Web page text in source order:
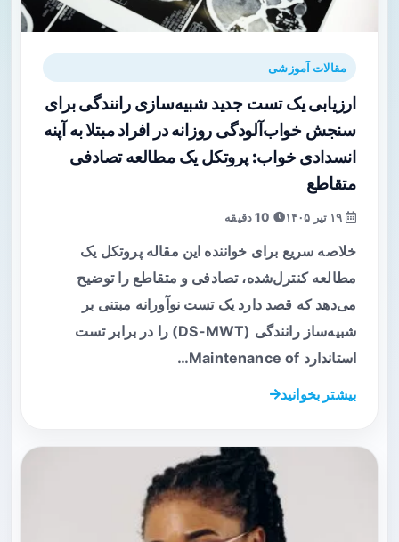
مقالات آموزشی
ارزیابی یک تست جدید شبیه‌سازی رانندگی برای
سنجش خواب‌آلودگی روزانه در افراد مبتلا به آپنه
انسدادی خواب: پروتکل یک مطالعه تصادفی
متقاطع
خلاصه سریع برای خواننده این مقاله پروتکل یک
مطالعه کنترل‌شده، تصادفی و متقاطع را توضیح
می‌دهد که قصد دارد یک تست نوآورانه مبتنی بر
شبیه‌ساز رانندگی (DS-MWT) را در برابر تست
استاندارد Maintenance of…
بیشتر بخوانید